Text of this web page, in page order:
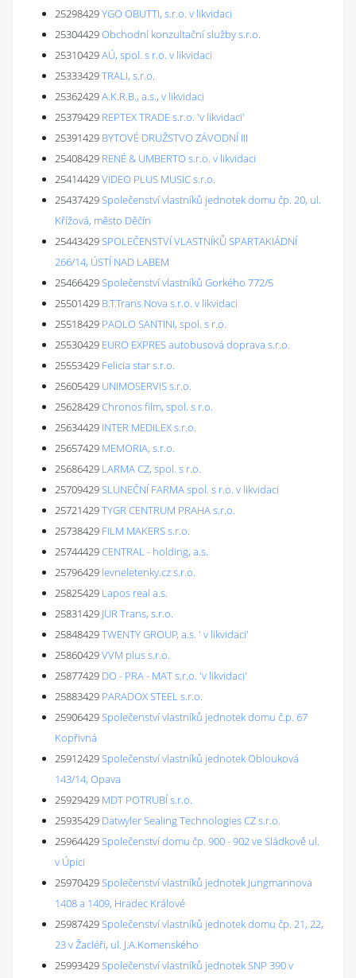
25298429YGO OBUTTI, s.r.o. v likvidaci
25304429Obchodní konzultační služby s.r.o.
25310429AÚ, spol. s r.o. v likvidaci
25333429TRALI, s.r.o.
25362429A.K.R.B., a.s., v likvidaci
25379429 REPTEX TRADE s.r.o. 'v likvidaci'
25391429 BYTOVÉ DRUŽSTVO ZÁVODNÍ III
25408429 RENÉ & UMBERTO s.r.o. v likvidaci
25414429VIDEO PLUS MUSIC s.r.o.
25437429Společenství vlastníků jednotek domu čp. 20, ul.
Křížová, město Děčín
25443429SPOLEČENSTVÍ VLASTNÍKŮ SPARTAKIÁDNÍ
266/14, ÚSTÍ NAD LABEM
25466429Společenství vlastníků Gorkého 772/5
25501429 B.T.Trans Nova s.r.o. v likvidaci
25518429 PAOLO SANTINI, spol. s r.o.
25530429 EURO EXPRES autobusová doprava s.r.o.
25553429 Felicia star s.r.o.
25605429 UNIMOSERVIS s.r.o.
25628429Chronos film, spol. s r.o.
25634429 INTER MEDILEX s.r.o.
25657429 MEMORIA, s.r.o.
25686429 LARMA CZ, spol. s r.o.
25709429SLUNEČNÍ FARMA spol. s r.o. v likvidaci
25721429TYGR CENTRUM PRAHA s.r.o.
25738429 FILM MAKERS s.r.o.
25744429CENTRAL - holding, a.s.
25796429 levneletenky.cz s.r.o.
25825429 Lapos real a.s.
25831429 JUR Trans, s.r.o.
25848429TWENTY GROUP, a.s. ' v likvidaci'
25860429VVM plus s.r.o.
25877429 DO - PRA - MAT s.r.o. 'v likvidaci'
25883429 PARADOX STEEL s.r.o.
25906429Společenství vlastníků jednotek domu č.p. 67
Kopřivná
25912429Společenství vlastníků jednotek Oblouková
143/14, Opava
25929429 MDT POTRUBÍ s.r.o.
25935429 Datwyler Sealing Technologies CZ s.r.o.
25964429Společenství domu čp. 900 - 902 ve Sládkově ul.
v Úpici
25970429Společenství vlastníků jednotek Jungmannova
1408 a 1409, Hradec Králové
25987429Společenství vlastníků jednotek domu čp. 21, 22,
23 v Žacléři, ul. J.A.Komenského
25993429Společenství vlastníků jednotek SNP 390 v